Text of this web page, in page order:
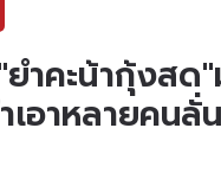
ำคะน้ากุ้งสด
อาหลายคนลั่